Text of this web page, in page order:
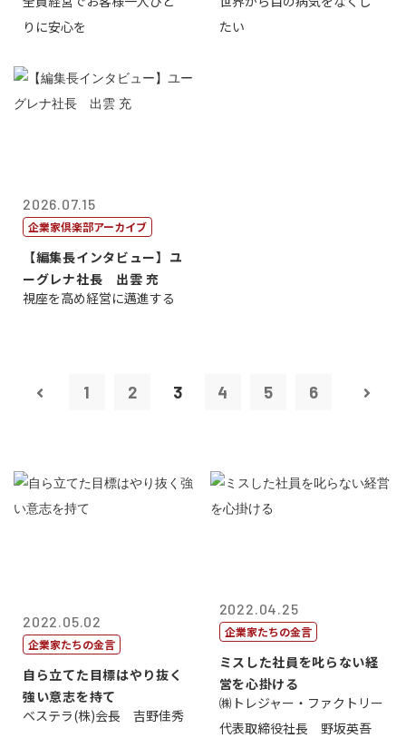
男
りに安心を
たい
2026.07.15
企業家倶楽部アーカイブ
【編集長インタビュー】ユ
ーグレナ社長 出雲 充
視座を高め経営に邁進する
1 2 3 4 5 6
2022.05.02
企業家たちの金言
自ら立てた目標はやり抜く
強い意志を持て
ベステラ(株)会長 吉野佳秀
2022.04.25
企業家たちの金言
ミスした社員を叱らない経
営を心掛ける
㈱トレジャー・ファクトリー
代表取締役社長 野坂英吾